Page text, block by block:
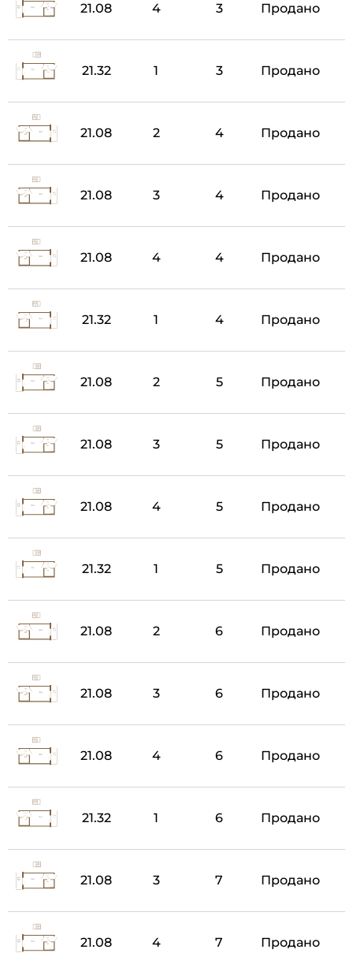
21.08 4 3 Продано
21.32 1 3 Продано
21.08 2 4 Продано
21.08 3 4 Продано
21.08 4 4 Продано
21.32 1 4 Продано
21.08 2 5 Продано
21.08 3 5 Продано
21.08 4 5 Продано
21.32 1 5 Продано
21.08 2 6 Продано
21.08 3 6 Продано
21.08 4 6 Продано
21.32 1 6 Продано
21.08 3 7 Продано
21.08 4 7 Продано